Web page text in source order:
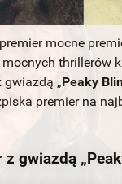
mocne
thrillerów
„Peaky
premier na
gwiazdą